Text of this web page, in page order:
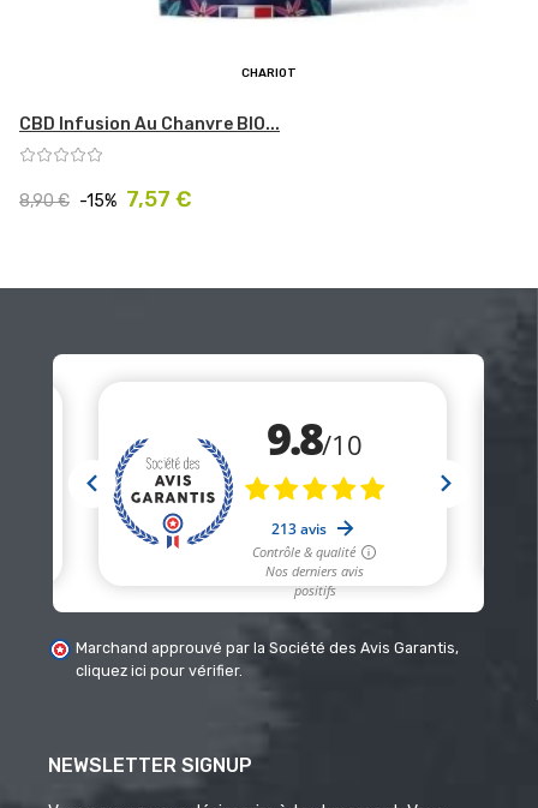
CHARIOT
CBD Infusion Au Chanvre BIO...
Prix
8,90 € -15% Prix
7,57 €
Marchand approuvé par la Société des Avis Garantis,
cliquez ici pour vérifier.
NEWSLETTER SIGNUP